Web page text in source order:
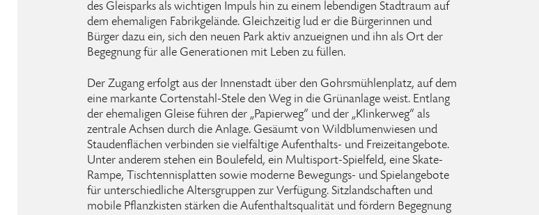
des Gleisparks als wichtigen Impuls hin zu einem lebendigen Stadtraum auf
dem ehemaligen Fabrikgelände. Gleichzeitig lud er die Bürgerinnen und
Bürger dazu ein, sich den neuen Park aktiv anzueignen und ihn als Ort der
Begegnung für alle Generationen mit Leben zu füllen.
Der Zugang erfolgt aus der Innenstadt über den Gohrsmühlenplatz, auf dem
eine markante Cortenstahl-Stele den Weg in die Grünanlage weist. Entlang
der ehemaligen Gleise führen der „Papierweg“ und der „Klinkerweg“ als
zentrale Achsen durch die Anlage. Gesäumt von Wildblumenwiesen und
Staudenflächen verbinden sie vielfältige Aufenthalts- und Freizeitangebote.
Unter anderem stehen ein Boulefeld, ein Multisport-Spielfeld, eine Skate-
Rampe, Tischtennisplatten sowie moderne Bewegungs- und Spielangebote
für unterschiedliche Altersgruppen zur Verfügung. Sitzlandschaften und
mobile Pflanzkisten stärken die Aufenthaltsqualität und fördern Begegnung